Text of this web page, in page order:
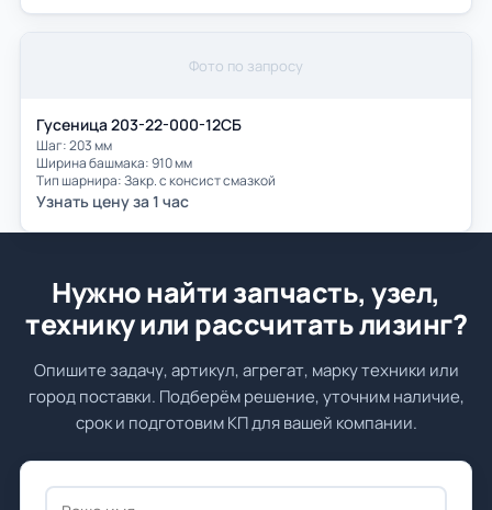
Фото по запросу
Гусеница 203-22-000-12СБ
Шаг: 203 мм
Ширина башмака: 910 мм
Тип шарнира: Закр. с консист смазкой
Узнать цену за 1 час
Нужно найти запчасть, узел,
технику или рассчитать лизинг?
Опишите задачу, артикул, агрегат, марку техники или
город поставки. Подберём решение, уточним наличие,
срок и подготовим КП для вашей компании.